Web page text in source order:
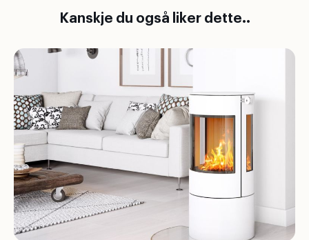
Kanskje du også liker dette..